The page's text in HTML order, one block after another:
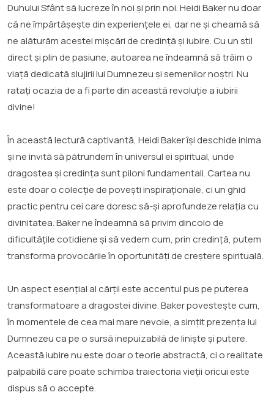
Duhului Sfânt să lucreze în noi și prin noi. Heidi Baker nu doar
că ne împărtășește din experiențele ei, dar ne și cheamă să
ne alăturăm acestei mișcări de credință și iubire. Cu un stil
direct și plin de pasiune, autoarea ne îndeamnă să trăim o
viață dedicată slujirii lui Dumnezeu și semenilor noștri. Nu
ratați ocazia de a fi parte din această revoluție a iubirii
divine!
În această lectură captivantă, Heidi Baker își deschide inima
și ne invită să pătrundem în universul ei spiritual, unde
dragostea și credința sunt piloni fundamentali. Cartea nu
este doar o colecție de povești inspiraționale, ci un ghid
practic pentru cei care doresc să-și aprofundeze relația cu
divinitatea. Baker ne îndeamnă să privim dincolo de
dificultățile cotidiene și să vedem cum, prin credință, putem
transforma provocările în oportunități de creștere spirituală.
Un aspect esențial al cărții este accentul pus pe puterea
transformatoare a dragostei divine. Baker povestește cum,
în momentele de cea mai mare nevoie, a simțit prezența lui
Dumnezeu ca pe o sursă inepuizabilă de liniște și putere.
Această iubire nu este doar o teorie abstractă, ci o realitate
palpabilă care poate schimba traiectoria vieții oricui este
dispus să o accepte.